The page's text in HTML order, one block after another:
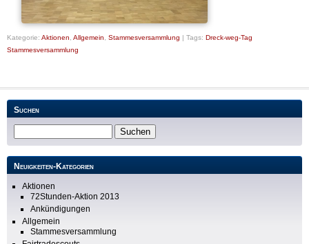
Kategorie: Aktionen Allgemein Stammesversammlung | Tags: Dreck-weg-Tag
Stammesversammlung
Suchen
Neuigkeiten-Kategorien
Aktionen
72Stunden-Aktion 2013
Ankündigungen
Allgemein
Stammesversammlung